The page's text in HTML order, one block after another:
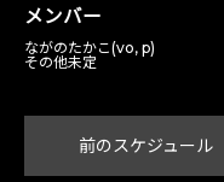
メンバー
ながのたかこ(vo, p)
その他未定
前のスケジュール